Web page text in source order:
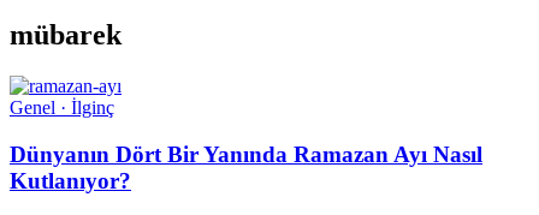
mübarek
Genel · İlginç
Dünyanın Dört Bir Yanında Ramazan Ayı Nasıl
Kutlanıyor?